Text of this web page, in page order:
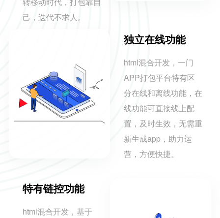
己，迭代不求人。
独立在线功能
html混合开发，一门
APP打包平台特有区
分在线和离线功能，在
线功能可直接线上配
置，及时生效，无需重
新生成app，助力运
营，方便快捷。
特有链控功能
html混合开发，基于